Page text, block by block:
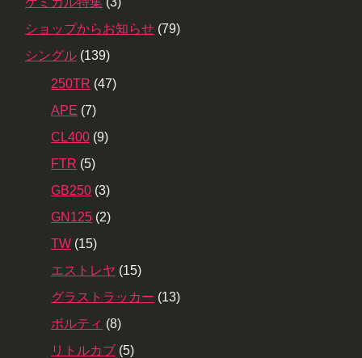
ショップからお知らせ (79)
シングル (139)
250TR (47)
APE (7)
CL400 (9)
FTR (5)
GB250 (3)
GN125 (2)
TW (15)
エストレヤ (15)
グラストラッカー (13)
ボルティ (8)
リトルカブ (5)